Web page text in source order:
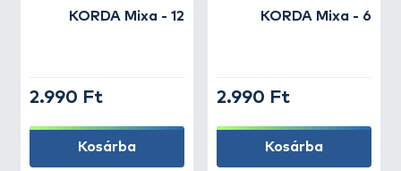
KORDA Mixa - 12
2.990 Ft
Kosárba
KORDA Mixa - 6
2.990 Ft
Kosárba